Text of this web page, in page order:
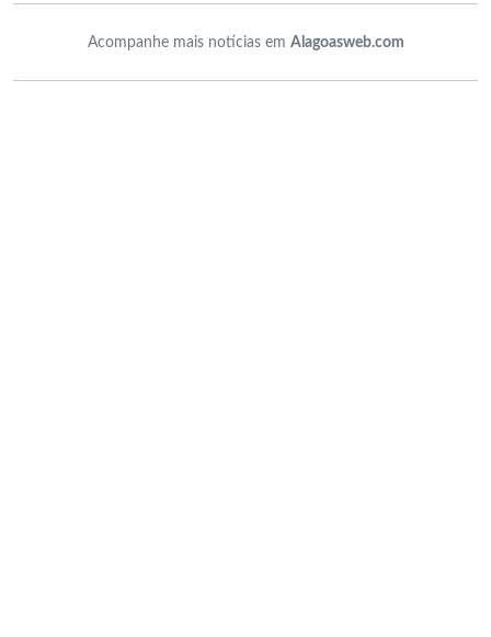
Acompanhe mais notícias em Alagoasweb.com